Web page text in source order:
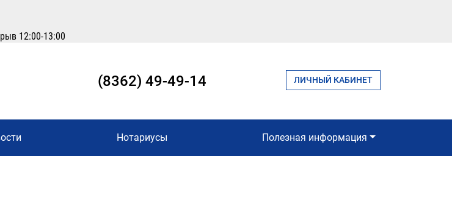
12:00-13:00
(8362) 49-49-14 ЛИЧНЫЙ КАБИНЕТ
Нотариусы Полезная информация